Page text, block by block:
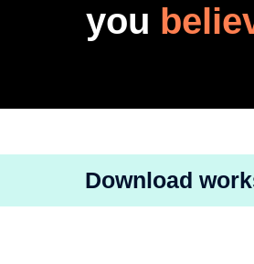
you
Download